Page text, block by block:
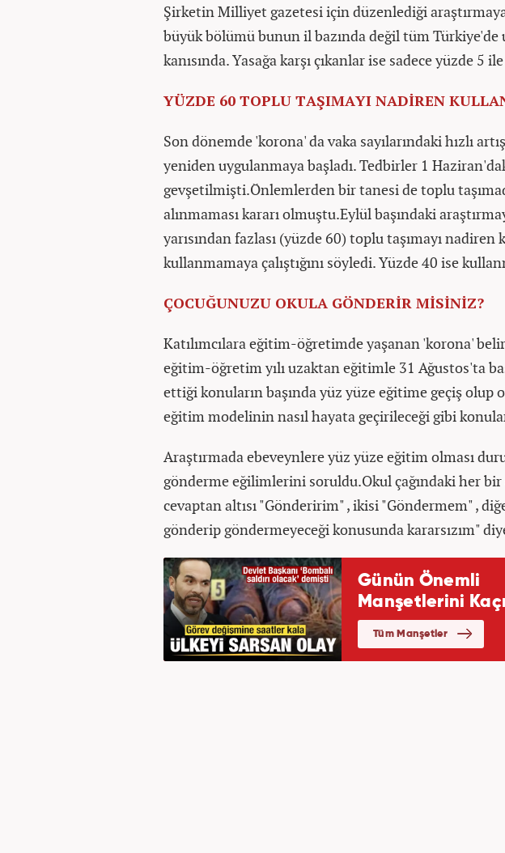
Şirketin Milliyet gazetesi için düzenlediği
büyük bölümü bunun il bazında değil tüm Türkiye'de
kanısında. Yasağa karşı çıkanlar ise sadece yüzde 5 ile
YÜZDE 60 TOPLU TAŞIMAYI NADİREN
Son dönemde 'korona' da vaka sayılarındaki hızlı
yeniden uygulanmaya başladı. Tedbirler 1
gevşetilmişti.Önlemlerden bir tanesi de toplu
alınmaması kararı olmuştu.Eylül başındaki
yarısından fazlası (yüzde 60) toplu taşımayı nadiren
kullanmamaya çalıştığını söyledi. Yüzde 40 ise
ÇOCUĞUNUZU OKULA GÖNDERİR MİSİNİZ?
Katılımcılara eğitim-öğretimde yaşanan 'korona'
eğitim-öğretim yılı uzaktan eğitimle 31 Ağustos'ta
ettiği konuların başında yüz yüze eğitime geçiş olup
eğitim modelinin nasıl hayata geçirileceği gibi
Araştırmada ebeveynlere yüz yüze eğitim olması
gönderme eğilimlerini soruldu.Okul çağındaki her bir
cevaptan altısı "Gönderirim" , ikisi "Göndermem" ,
gönderip göndermeyeceği konusunda kararsızım"